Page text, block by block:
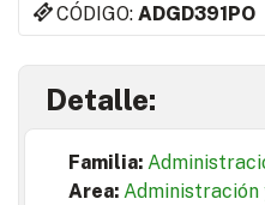
CÓDIGO:ADGD391PO
Detalle:
Familia:
Area: Administración